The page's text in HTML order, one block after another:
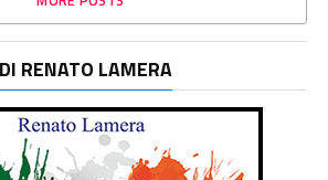
RENATO LAMERA